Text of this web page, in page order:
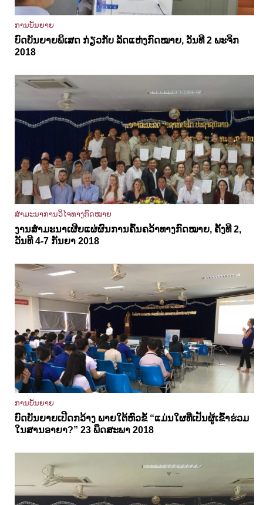
ການບັນຍາຍ
ບົດບັນຍາຍພິເສດ ກ່ຽວກັບ ລັດແຫ່ງກົດໝາຍ, ວັນທີ 2 ພະຈິກ
2018
ສຳມະນາການວິໄຈທາງກົດໝາຍ
ງານສຳມະນາເຜີຍແຜ່ຜົນການຄົ້ນຄວ້າທາງກົດໝາຍ, ຄັ້ງທີ 2,
ວັນທີ 4-7 ກັນຍາ 2018
ການບັນຍາຍ
ບົດບັນຍາຍເປີດກວ້າງ ພາຍໃຕ້ຫົວຂໍ້ “ແມ່ນໃຜທີ່ເປັນຜູ້ເຂົ້າຮ່ວມ
ໃນສານອາຍາ?” 23 ພຶດສະພາ 2018